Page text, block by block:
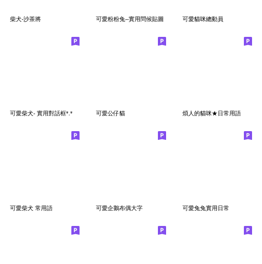
柴犬-沙茶將 可愛粉粉兔--實用問候貼圖 可愛貓咪總動員
可愛柴犬- 實用對話框*.* 可愛公仔貓 煩人的貓咪★日常用語
可愛柴犬 常用語 可愛企鵝布偶大字 可愛兔兔實用日常